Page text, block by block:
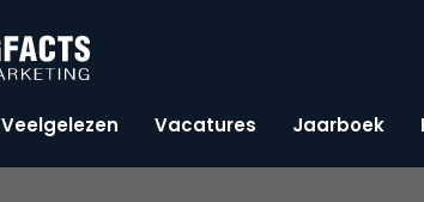
Veelgelezen Vacatures Jaarboek